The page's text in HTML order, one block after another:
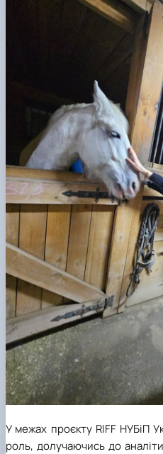
У межах проєкту RIFF НУБіП
роль, долучаючись до